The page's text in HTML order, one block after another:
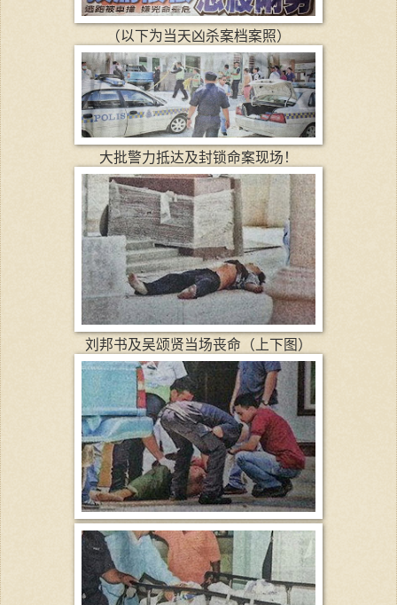
（以下为当天凶杀案档案照）
大批警力抵达及封锁命案现场！
刘邦书及吴颂贤当场丧命（上下图）